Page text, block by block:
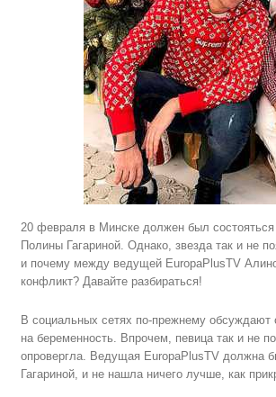
20 февраля в Минске должен был
Полины Гагариной. Однако, звезда так и не
и почему между ведущей EuropaPlusTV
конфликт? Давайте разбираться!
В социальных сетях по-прежнему
на беременность. Впрочем, певица так и не
опровергла. Ведущая EuropaPlusTV должна
Гагариной, и не нашла ничего лучше, как